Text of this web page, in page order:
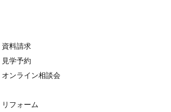
資料請求
見学予約
オンライン相談会
リフォーム